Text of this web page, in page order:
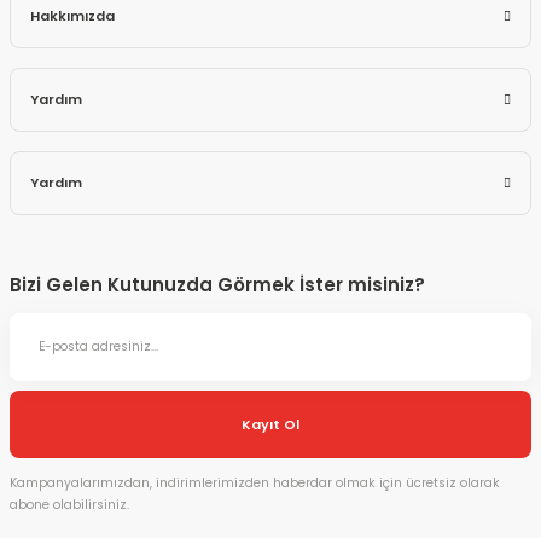
Hakkımızda
Yardım
Yardım
Bizi Gelen Kutunuzda Görmek İster misiniz?
Kayıt Ol
Kampanyalarımızdan, indirimlerimizden haberdar olmak için ücretsiz olarak
abone olabilirsiniz.